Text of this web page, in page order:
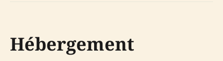
Hébergement